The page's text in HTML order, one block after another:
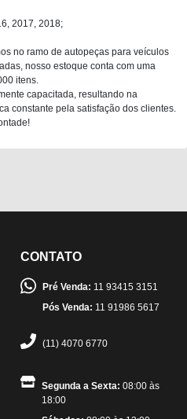
2017, 2018;
no ramo de autopeças para veículos
nosso estoque conta com uma
itens.
capacitada, resultando na
constante pela satisfação dos clientes.
CONTATO
Pré Venda: 11 93415 3151
Pós Venda: 11 91986 5617
(11) 4070 6770
Segunda a Sexta: 08:00 às
18:00